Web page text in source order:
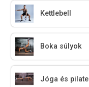
Kettlebell
Boka súlyok
Jóga és